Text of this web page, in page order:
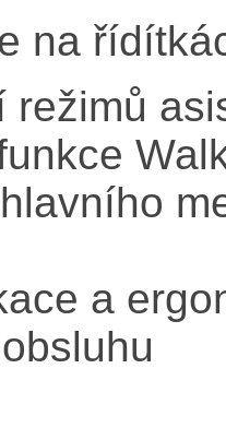
na
režimů
a